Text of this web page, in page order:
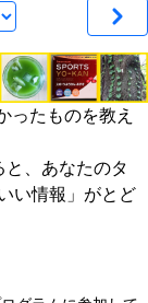
ったものを教え
、あなたのタ
い情報」がとど